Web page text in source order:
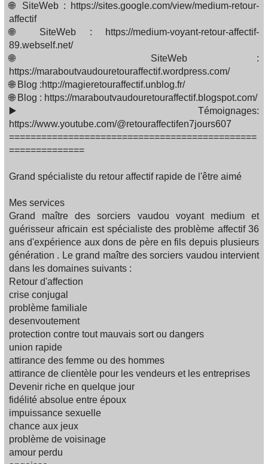
🌐 SiteWeb : https://sites.google.com/view/medium-retour-
affectif
🌐 SiteWeb : https://medium-voyant-retour-affectif-
89.webself.net/
🌐 SiteWeb :
https://maraboutvaudouretouraffectif.wordpress.com/
🌐 Blog :http://magieretouraffectif.unblog.fr/
🌐 Blog : https://maraboutvaudouretouraffectif.blogspot.com/
▶️ Témoignages:
https://www.youtube.com/@retouraffectifen7jours607
==============================================
==============
Grand spécialiste du retour affectif rapide de l'être aimé
Mes services
Grand maître des sorciers vaudou voyant medium et
guérisseur africain est spécialiste des problème affectif 36
ans d'expérience aux dons de père en fils depuis plusieurs
génération . Le grand maître des sorciers vaudou intervient
dans les domaines suivants :
Retour d'affection
crise conjugal
problème familiale
desenvoutement
protection contre tout mauvais sort ou dangers
union rapide
attirance des femme ou des hommes
attirance de clientèle pour les vendeurs et les entreprises
Devenir riche en quelque jour
fidélité absolue entre époux
impuissance sexuelle
chance aux jeux
problème de voisinage
amour perdu